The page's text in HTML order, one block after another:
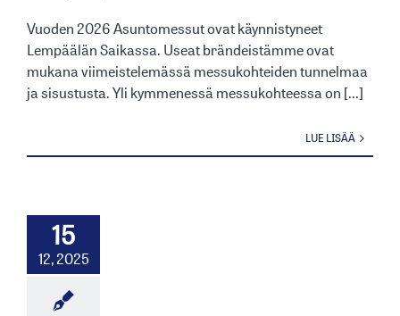
Vuoden 2026 Asuntomessut ovat käynnistyneet
Lempäälän Saikassa. Useat brändeistämme ovat
mukana viimeistelemässä messukohteiden tunnelmaa
ja sisustusta. Yli kymmenessä messukohteessa on [...]
LUE LISÄÄ
15
12, 2025